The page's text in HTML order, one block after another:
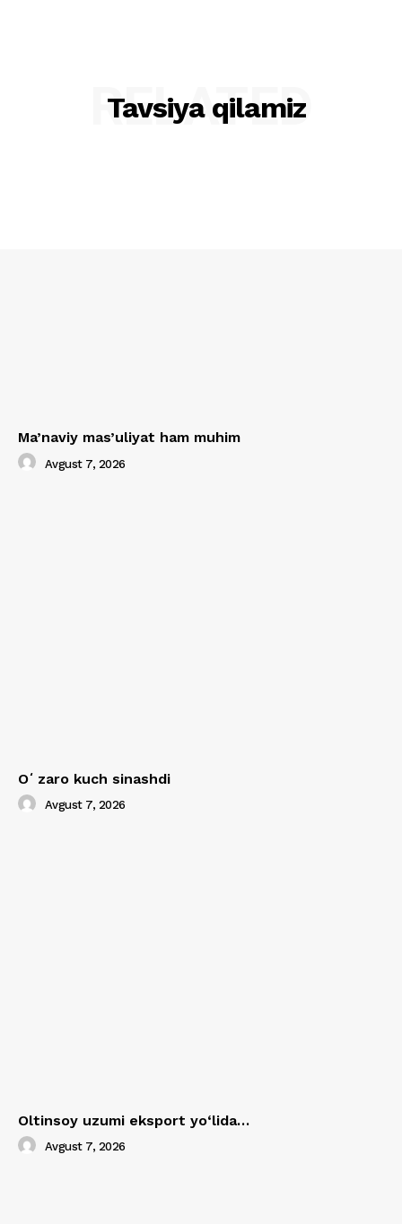
Tavsiya qilamiz
RELATED
Ma’naviy mas’uliyat ham muhim
Avgust 7, 2026
Oʻzaro kuch sinashdi
Avgust 7, 2026
Oltinsoy uzumi eksport yo‘lida…
Avgust 7, 2026